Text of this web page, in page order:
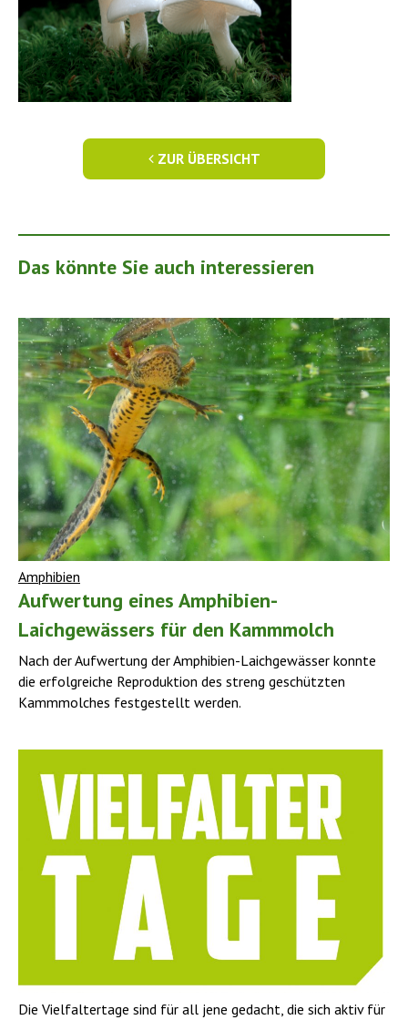
ZUR ÜBERSICHT
Das könnte Sie auch interessieren
Amphibien
Aufwertung eines Amphibien-
Laichgewässers für den Kammmolch
Nach der Aufwertung der Amphibien-Laichgewässer konnte
die erfolgreiche Reproduktion des streng geschützten
Kammmolches festgestellt werden.
Die Vielfaltertage sind für all jene gedacht, die sich aktiv für